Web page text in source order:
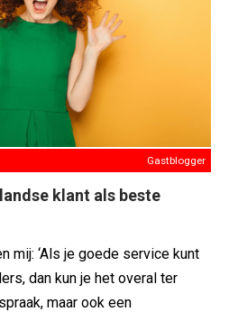
Gastblogger
klant als beste
mij: ‘Als je goede service kunt
dan kun je het overal ter
maar ook een